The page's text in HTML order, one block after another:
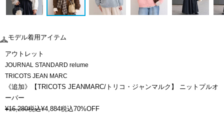
モデル着用アイテム
アウトレット
JOURNAL STANDARD relume
TRICOTS JEAN MARC
《追加》【TRICOTS JEANMARC/トリコ・ジャンマルク】 ニットプルオ
ーバー
¥16,280税込¥4,884税込70%OFF